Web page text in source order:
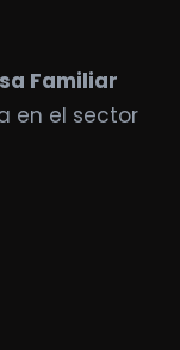
Familiar
en el sector